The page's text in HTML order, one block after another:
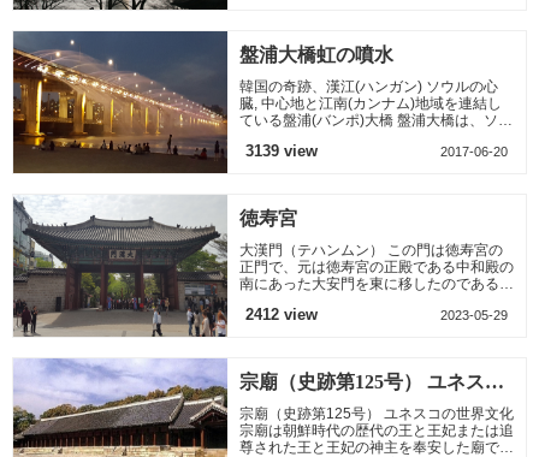
盤浦大橋虹の噴水
韓国の奇跡、漢江(ハンガン) ソウルの心
臓, 中心地と江南(カンナム)地域を連結し
ている盤浦(バンポ)大橋 盤浦大橋は、ソウ
なっている橋(下の橋
3139 view 2017-06-20
徳寿宮
大漢門（テハンムン） この門は徳寿宮の
正門で、元は徳寿宮の正殿である中和殿の
南にあった大安門を東に移したのである。
(1906)年に重建し、高宗皇帝
2412 view 2023-05-29
宗廟（史跡第125号） ユネスコ
の世界文化
宗廟（史跡第125号） ユネスコの世界文化
宗廟は朝鮮時代の歴代の王と王妃または追
尊された王と王妃の神主を奉安した廟であ